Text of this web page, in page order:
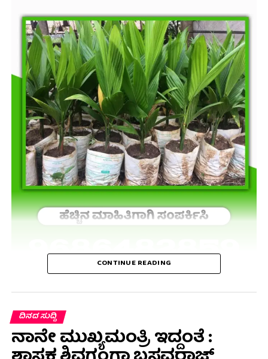
CONTINUE READING
ದಿನದ ಸುದ್ದಿ
ನಾನೇ ಮುಖ್ಯಮಂತ್ರಿ ಇದ್ದಂತೆ :